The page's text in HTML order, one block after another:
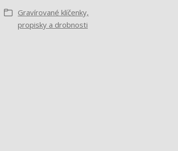
Gravírované klíčenky,
propisky a drobnosti